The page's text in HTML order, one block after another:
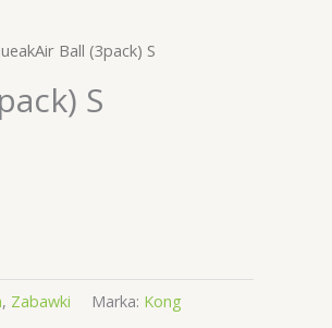
Ball (3pack) S
S
, Zabawki Marka: Kong